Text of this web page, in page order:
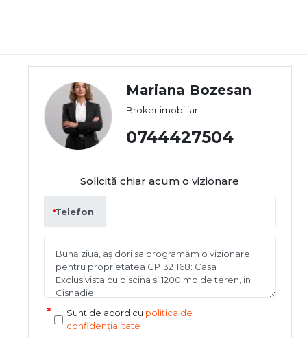
Mariana Bozesan
Broker imobiliar
0744427504
Solicită chiar acum o vizionare
Telefon
Sunt de acord cu politica de
confidențialitate